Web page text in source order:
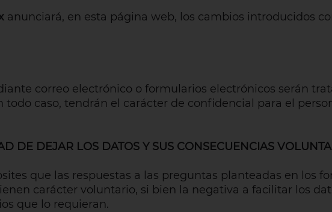
anunciará, en esta página web, los cambios introducidos
correo electrónico o formularios electrónicos serán
todo caso, tendrán el carácter de confidencial para el
DE DEJAR LOS DATOS Y SUS CONSECUENCIAS
que las respuestas a las preguntas planteadas en los
carácter voluntario, si bien la negativa a facilitar los
que lo requieran.